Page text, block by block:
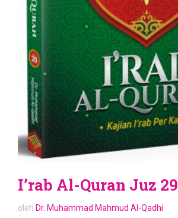
I’rab Al-Quran Juz 29
oleh Dr. Muhammad Mahmud Al-Qadhi